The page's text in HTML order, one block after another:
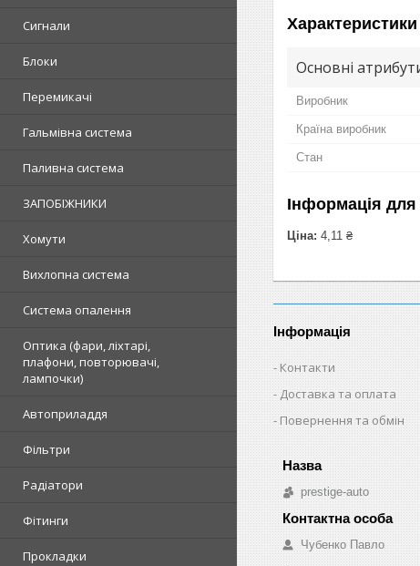
Сигнали
Блоки
Перемикачі
Гальмівна система
Паливна система
ЗАПОБІЖНИКИ
Хомути
Вихлопна система
Система опалення
Оптика (фари, ліхтарі,
плафони, повторювачі,
лампочки)
Автоприладдя
Фільтри
Радіатори
Фітинги
Прокладки
Характеристики
Основні
Виробник
Країна виробник
Стан
Інформація
Ціна: 4,11 ₴
Інформація
Контакти
Доставка та оплата
Повернення та обмін
prestige-auto
Чубенко Павло